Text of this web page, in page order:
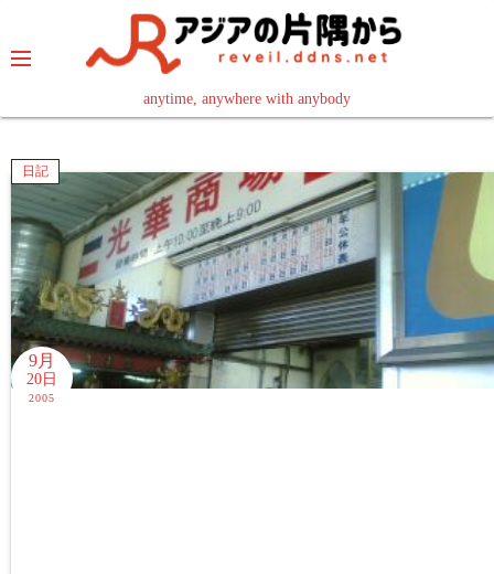
テ
へ
ス
キ
ッ
プ
anytime, anywhere with anybody
read in your language
日記
9月
20日
2005